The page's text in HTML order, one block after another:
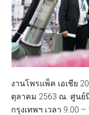
งานโพรแพ็ค เอเชีย
ตุลาคม 2563 ณ. ศูนย์
กรุงเทพฯ เวลา 9.00